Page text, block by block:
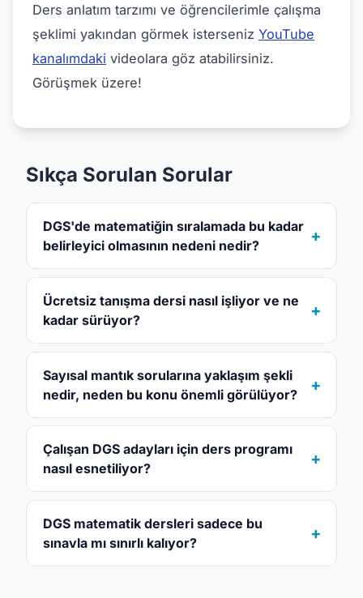
Ders anlatım tarzımı ve öğrencilerimle çalışma
şeklimi yakından görmek isterseniz YouTube
kanalımdaki videolara göz atabilirsiniz.
Görüşmek üzere!
Sıkça Sorulan Sorular
DGS'de matematiğin sıralamada bu kadar
belirleyici olmasının nedeni nedir?
Ücretsiz tanışma dersi nasıl işliyor ve ne
kadar sürüyor?
Sayısal mantık sorularına yaklaşım şekli
nedir, neden bu konu önemli görülüyor?
Çalışan DGS adayları için ders programı
nasıl esnetiliyor?
DGS matematik dersleri sadece bu
sınavla mı sınırlı kalıyor?